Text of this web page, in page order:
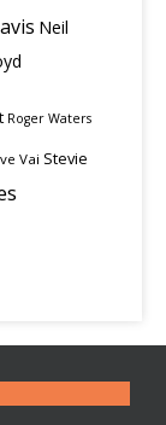
Neil
Roger Waters
Vai Stevie